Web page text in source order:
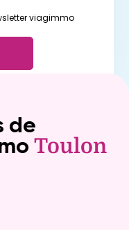
viagimmo
de
Toulon